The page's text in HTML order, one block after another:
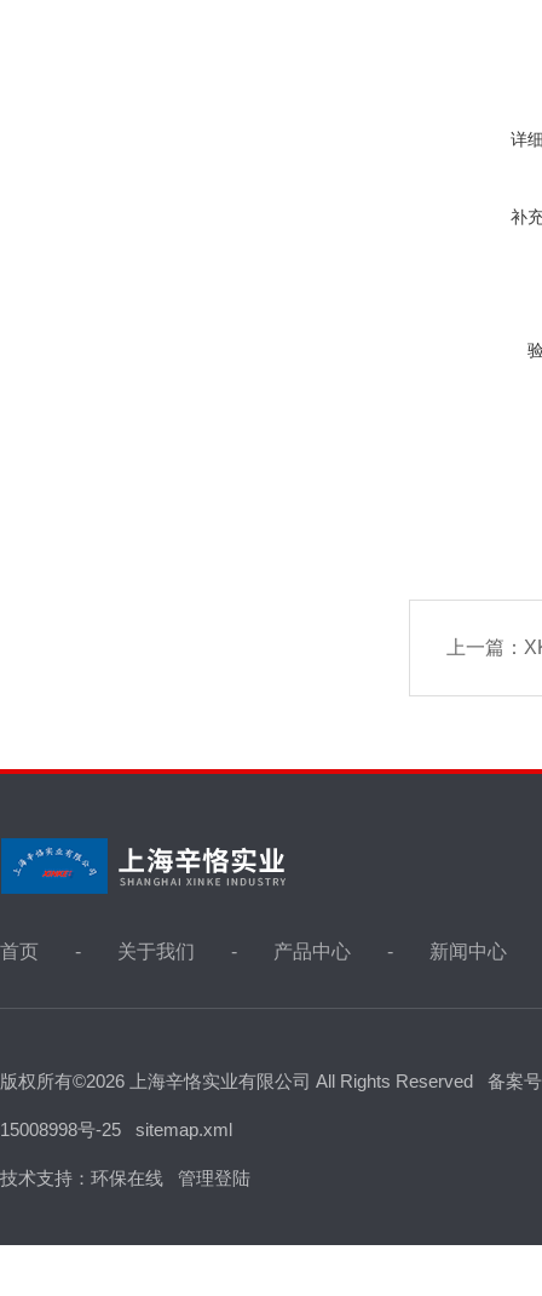
详
补
上一篇：
首页 关于我们 产品中心 新闻中心
版权所有©2026 上海辛恪实业有限公司 All Rights Reserved 备案
15008998号-25 sitemap.xml
技术支持： 环保在线 管理登陆